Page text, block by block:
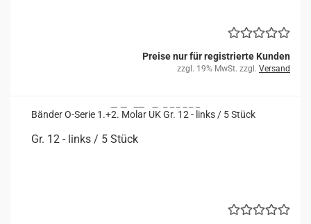
Preise nur für registrierte Kunden
zzgl. 19% MwSt. zzgl. Versand
Bän­der O-​Serie 1.+2. Molar UK Gr. 12 - links / 5 Stück
Gr. 12 - links / 5 Stück